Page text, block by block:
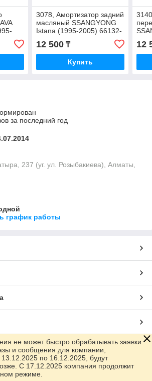
3078, Амортизатор задний
масляный SSANGYONG
Istana (1995-2005) 66132-
12 500₸
Купить
12
за последний год
237 (уг. ул. Розыбакиева), Алматы,
график работы
не может быстро обрабатывать заявки
и сообщения для компании,
по 16.12.2025, будут
С 17.12.2025 компания продолжит
режиме.